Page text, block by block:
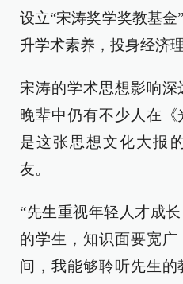
设立“宋涛奖学奖教基
升学术素养，投身经济
宋涛的学术思想影响深
晚辈中仍有不少人在《
是这张思想文化大报
友。
“先生重视年轻人才成
的学生，知识面要宽
间，我能够聆听先生